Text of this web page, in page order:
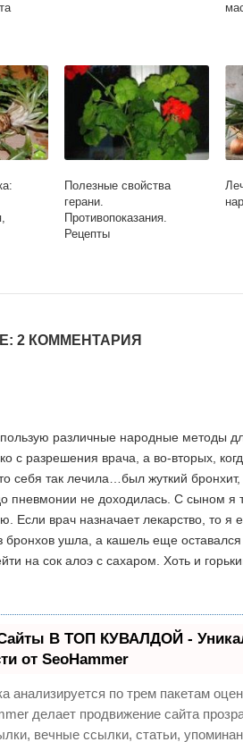
Полезные свойства
герани.
Противопоказания.
Рецепты
2 КОММЕНТАРИЯ
различные народные методы
с разрешения врача, а во-вторых,
себя так лечила…был жуткий
пневмонии не доходилась. С сыном я
Если врач назначает лекарство, то я
бронхов ушла, а кашель еще
на сок алоэ с сахаром. Хоть и
В ТОП КУВАЛДОЙ -
от SeoHammer
анализируется по трем пакетам
делает продвижение сайта
вечные ссылки, статьи,